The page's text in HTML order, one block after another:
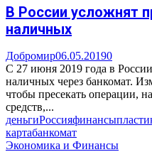
В России усложнят
наличных
Добромир06.05.20190
С 27 июня 2019 года в
наличных через банкомат.
чтобы пресекать операции,
средств,...
деньгиРоссияфинансы
картабанкомат
Экономика и Финансы